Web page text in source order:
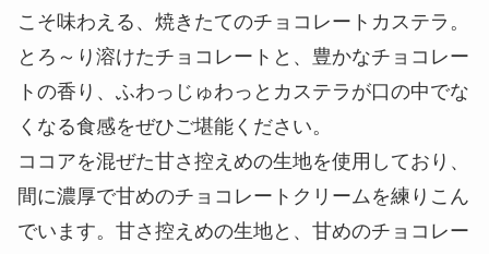
こそ味わえる、焼きたてのチョコレートカステラ。
とろ～り溶けたチョコレートと、豊かなチョコレー
トの香り、ふわっじゅわっとカステラが口の中でな
くなる食感をぜひご堪能ください。
ココアを混ぜた甘さ控えめの生地を使用しており、
間に濃厚で甘めのチョコレートクリームを練りこん
でいます。甘さ控えめの生地と、甘めのチョコレー